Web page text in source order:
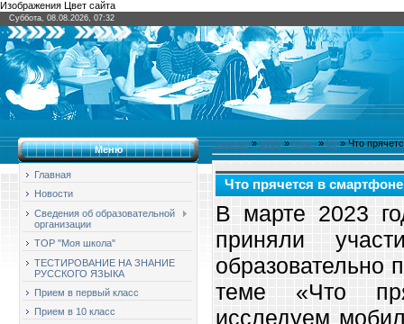
Изображения Цвет сайта
Суббота, 08.08.2026, 07:32
Меню
Главная
Новости
Сведения об образовательной
организации
ТОР "Моя школа"
ТЕСТИРОВАНИЕ НА ЗНАНИЕ
РУССКОГО ЯЗЫКА
Прием в первый класс
Прием в 10 класс
Главная»2023 » Март » 29» Что
Что прячется в
В марте 2023
приняли
образовательно
теме «Что
исследуем